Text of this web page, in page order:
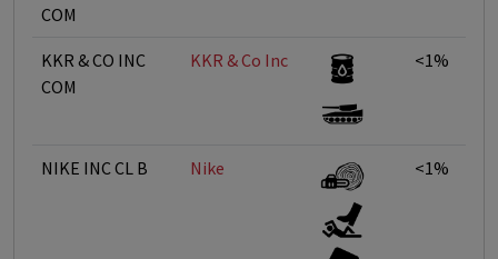
COM
KKR & CO INC
COM
KKR & Co Inc <1%
NIKE INC CL B Nike <1%